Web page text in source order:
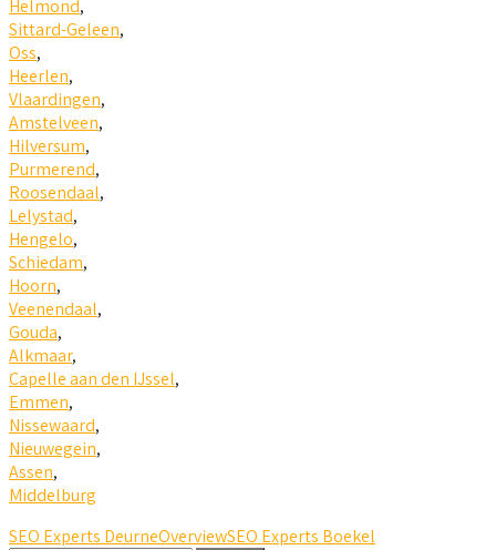
Helmond,
Sittard-Geleen,
Oss,
Heerlen,
Vlaardingen,
Amstelveen,
Hilversum,
Purmerend,
Roosendaal,
Lelystad,
Hengelo,
Schiedam,
Hoorn,
Veenendaal,
Gouda,
Alkmaar,
Capelle aan den IJssel,
Emmen,
Nissewaard,
Nieuwegein,
Assen,
Middelburg
SEO Experts DeurneOverviewSEO Experts Boekel